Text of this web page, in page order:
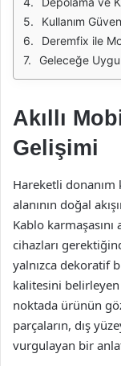
Kullanım
Deremfix ile
Geleceğe
Akıllı
Gelişimi
Hareketli
alanının doğal
Kablo
cihazları
yalnızca dekoratif
kalitesini
noktada ürünün
parçaların, dış
vurgulayan bir